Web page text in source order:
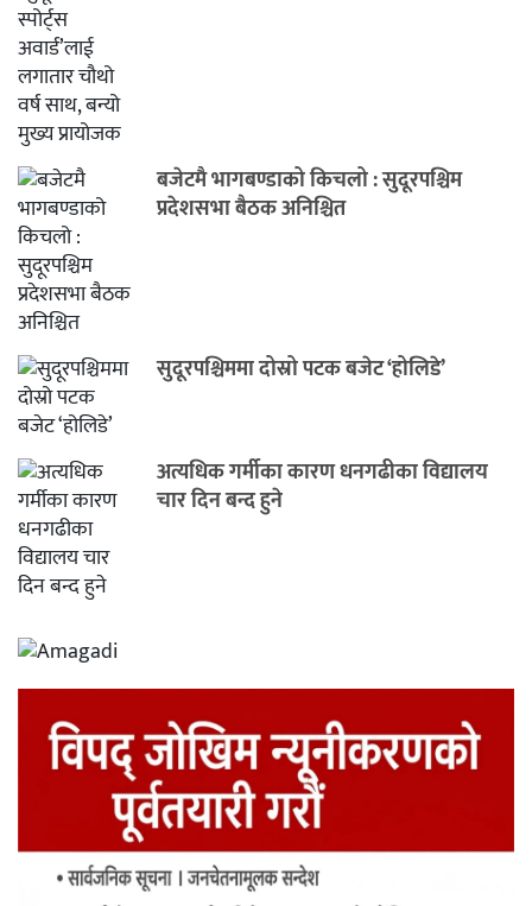
बजेटमै भागबण्डाको किचलो : सुदूरपश्चिम
प्रदेशसभा बैठक अनिश्चित
सुदूरपश्चिममा दोस्रो पटक बजेट ‘होलिडे’
अत्यधिक गर्मीका कारण धनगढीका विद्यालय
चार दिन बन्द हुने